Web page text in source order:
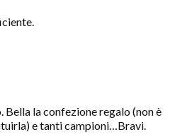
la confezione regalo (non è
e tanti campioni…Bravi.